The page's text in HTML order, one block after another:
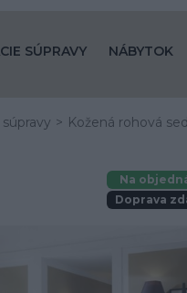
SÚPRAVY NÁBYTOK
Kožená rohová
Na
Doprava